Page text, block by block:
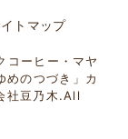
トマップ
ーヒー・マヤ
めのつづき」カ
社豆乃木.All